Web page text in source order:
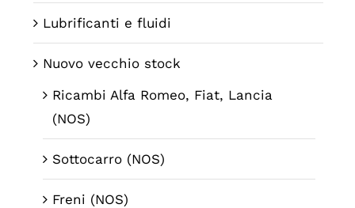
Lubrificanti e fluidi
Nuovo vecchio stock
Ricambi Alfa Romeo, Fiat, Lancia
(NOS)
Sottocarro (NOS)
Freni (NOS)